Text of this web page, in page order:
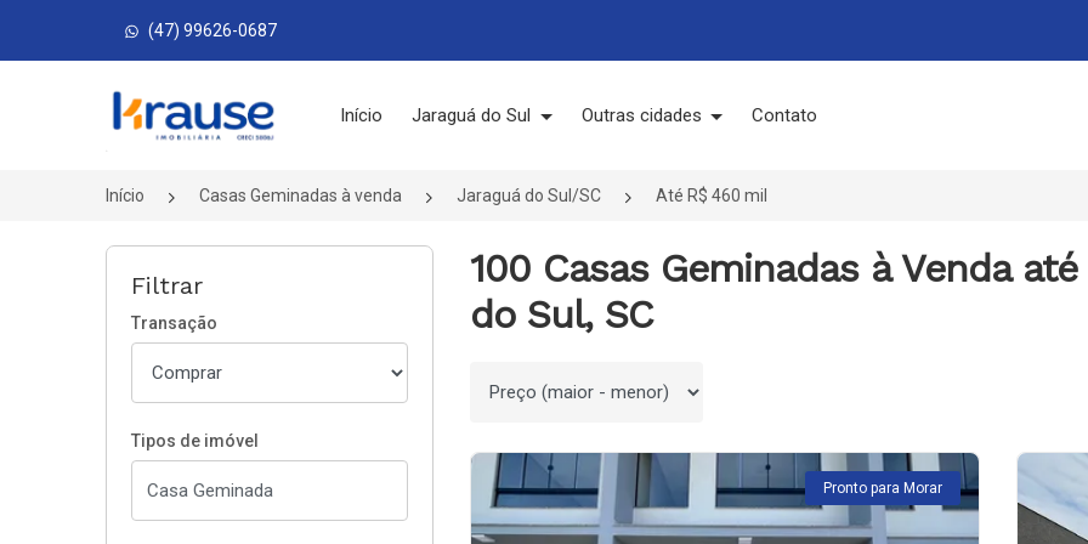
(47) 99626-0687
Página inicial
Início Jaraguá do Sul Outras cidades Contato
Início Casas Geminadas à venda Jaraguá do Sul/SC Até R$ 460 mil
Filtrar
Transação
Tipos de imóvel
100 Casas Geminadas à Venda
do Sul, SC
Ordenar por
Pronto para Morar